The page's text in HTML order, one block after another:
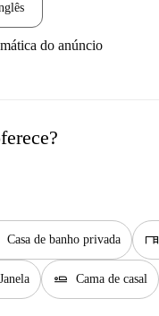
do anúncio
Casa de banho privada desk
Janela airline_seat_flat Cama de casal